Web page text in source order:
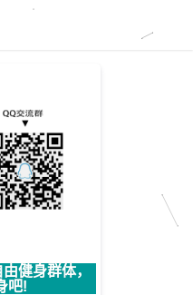
健身群体，
吧!